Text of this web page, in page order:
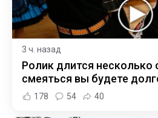
3 ч. назад
Ролик длится несколько
смеяться вы будете
178 54 40